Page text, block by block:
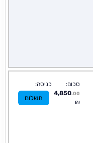
סכום:
4,850.00
₪
כניסה:
תשלום